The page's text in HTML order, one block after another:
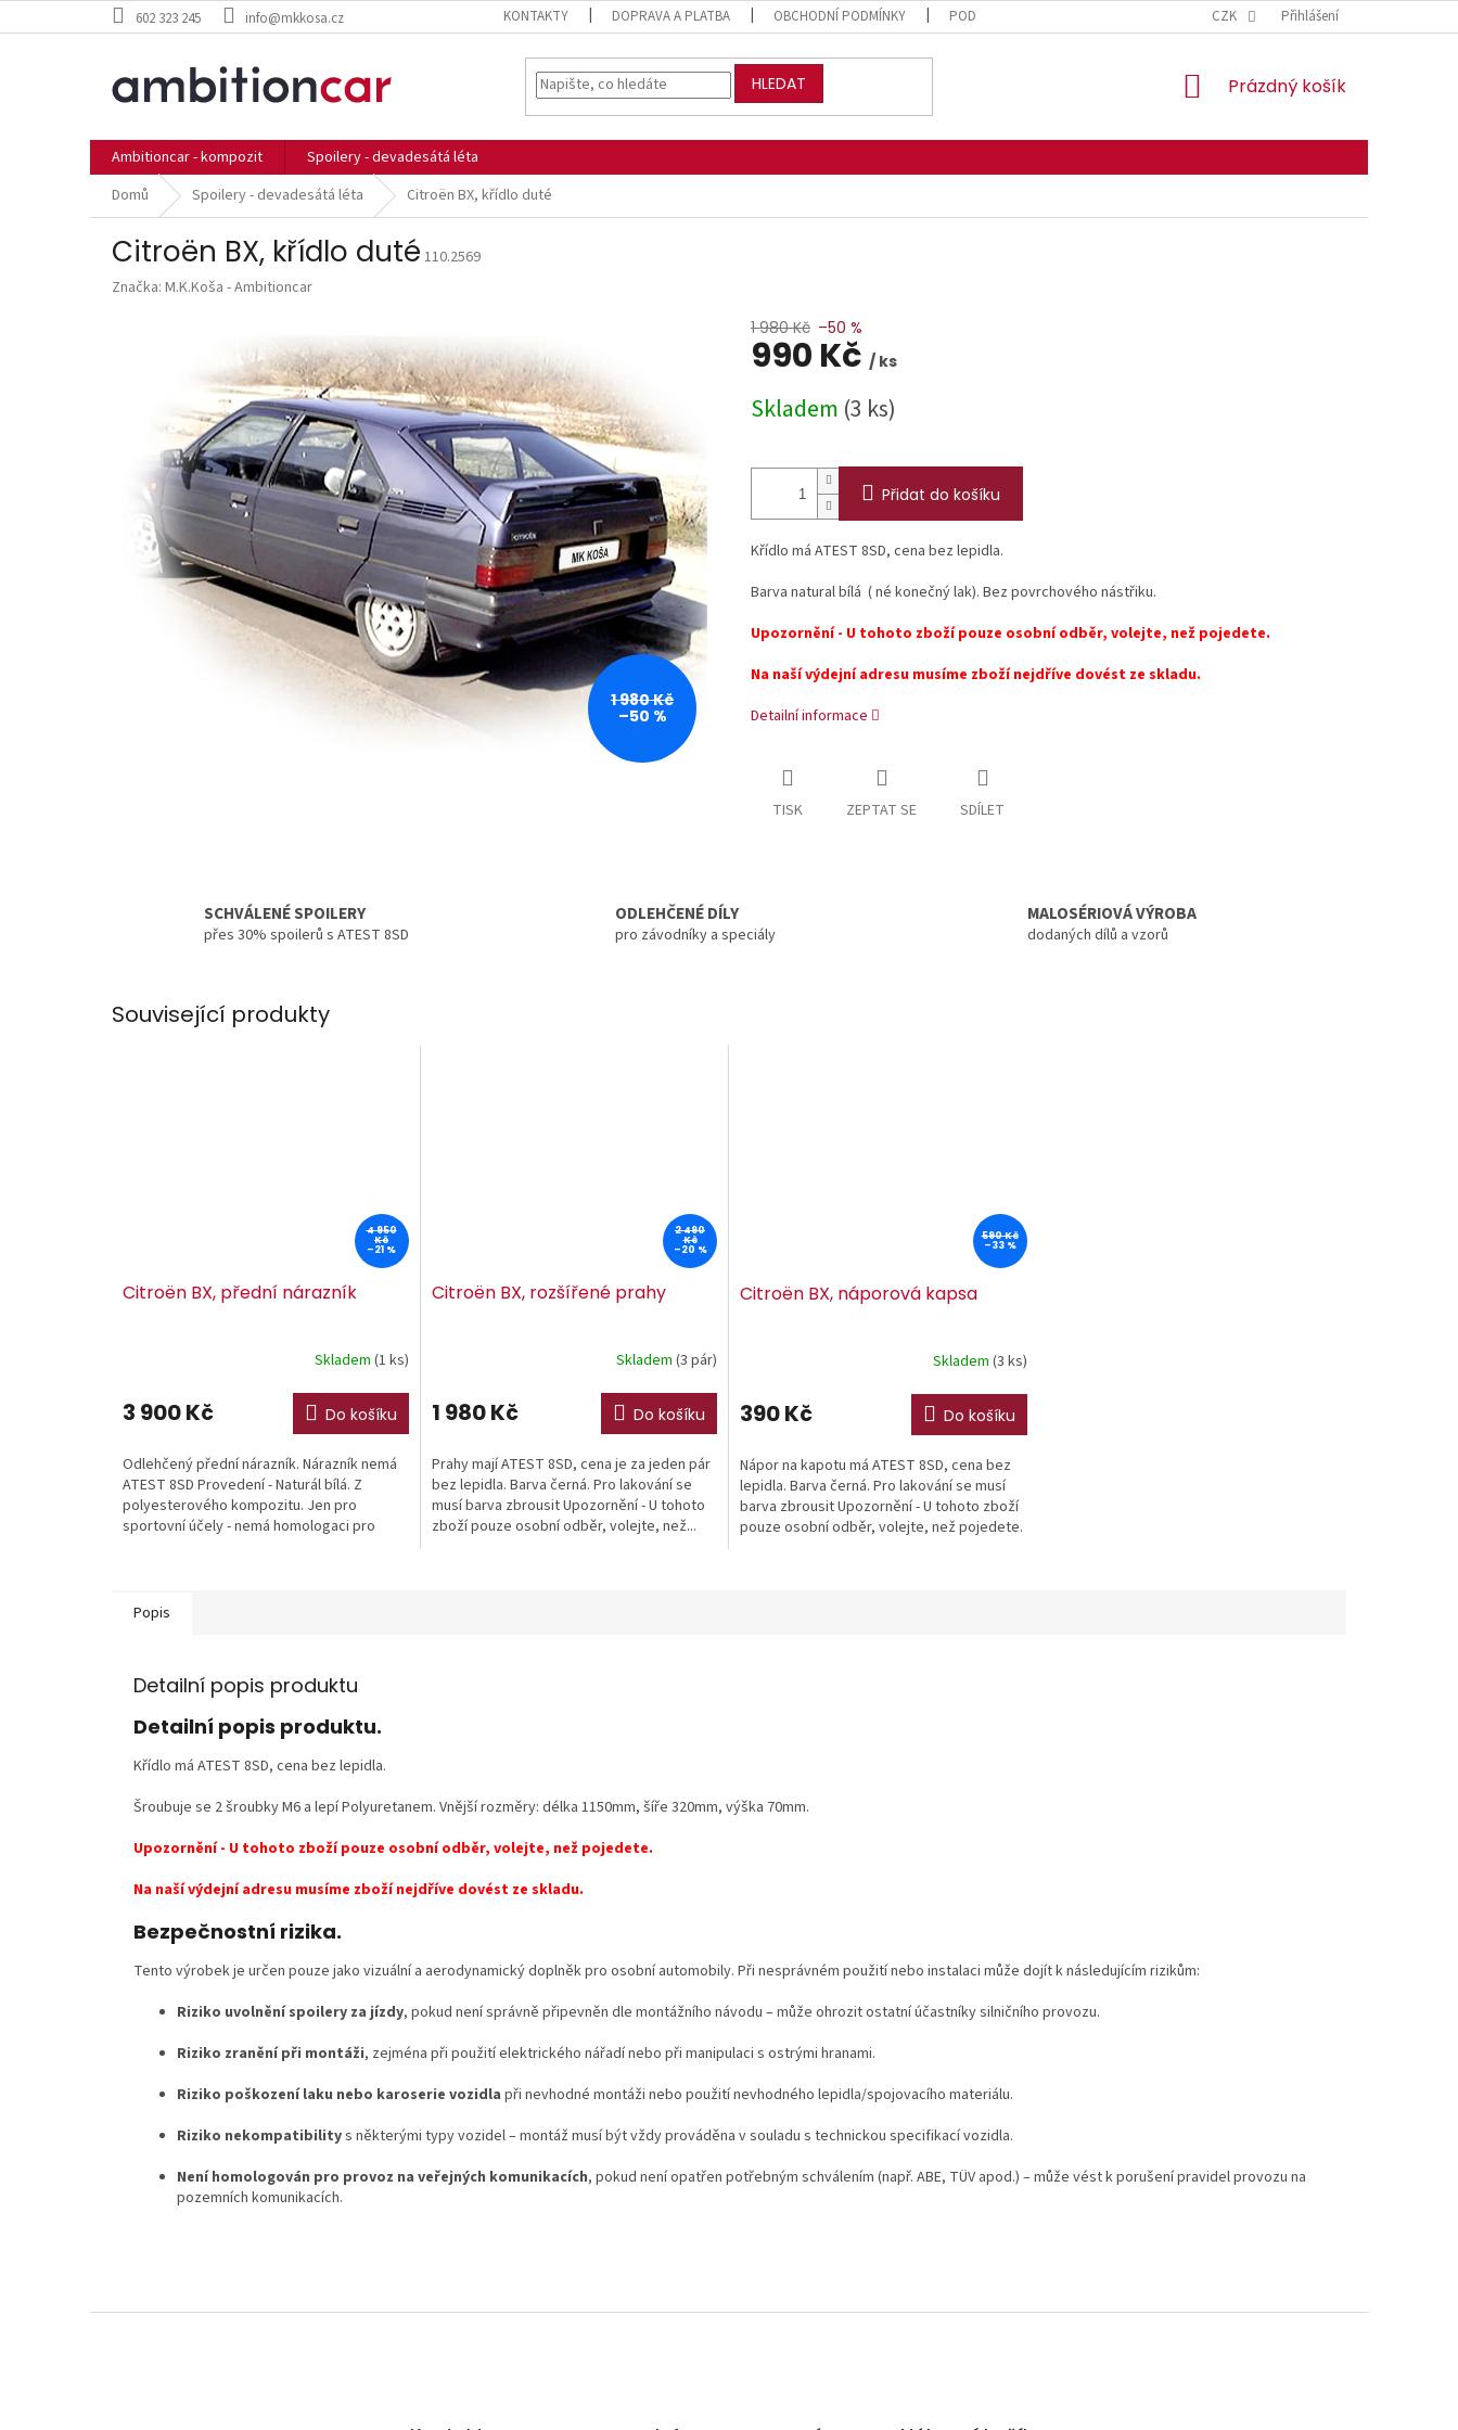
na
602 323 245 info@mkkosa.cz KONTAKTY DOPRAVA A PLATBA OBCHODNÍ PODMÍNKY PODMÍNKY OCHRANY OSOBNÍCH ÚDAJŮ CZK Přihlášení
HLEDAT
NÁKUPNÍ
Prázdný košík
Ambitioncar - kompozit
Spoilery - devadesátá léta
Domů
Spoilery - devadesátá léta Citroën BX, křídlo duté
Citroën BX, křídlo duté 110.2569
Značka: M.K.Koša - Ambitioncar
1 980 Kč
–50 %
1 980 Kč –50 %
990 Kč / ks
cena:
Skladem (3 ks)
Přidat do košíku
Křídlo má ATEST 8SD, cena bez lepidla.
Barva natural bílá ( né konečný lak). Bez povrchového nástřiku.
Upozornění - U tohoto zboží pouze osobní odběr, volejte, než pojedete.
Na naší výdejní adresu musíme zboží nejdříve dovést ze skladu.
Detailní informace
TISK ZEPTAT SE SDÍLET
SCHVÁLENÉ SPOILERY
přes 30% spoilerů s ATEST 8SD
ODLEHČENÉ DÍLY
pro závodníky a speciály
MALOSÉRIOVÁ VÝROBA
dodaných dílů a vzorů
Související produkty
4 950
Kč
–21 %
Citroën BX, přední nárazník
Skladem (1 ks)
3 900 Kč Do košíku
Odlehčený přední nárazník. Nárazník nemá
ATEST 8SD Provedení - Naturál bílá. Z
polyesterového kompozitu. Jen pro
sportovní účely - nemá homologaci pro
2 490
Kč
–20 %
Citroën BX, rozšířené prahy
Skladem (3 pár)
1 980 Kč Do košíku
Prahy mají ATEST 8SD, cena je za jeden pár
bez lepidla. Barva černá. Pro lakování se
musí barva zbrousit Upozornění - U tohoto
zboží pouze osobní odběr, volejte, než...
590 Kč
–33 %
Citroën BX, náporová kapsa
Skladem (3 ks)
390 Kč Do košíku
Nápor na kapotu má ATEST 8SD, cena bez
lepidla. Barva černá. Pro lakování se musí
barva zbrousit Upozornění - U tohoto zboží
pouze osobní odběr, volejte, než pojedete.
Popis
Detailní popis produktu
Detailní popis produktu.
Křídlo má ATEST 8SD, cena bez lepidla.
Šroubuje se 2 šroubky M6 a lepí Polyuretanem. Vnější rozměry: délka 1150mm, šíře 320mm, výška 70mm.
Upozornění - U tohoto zboží pouze osobní odběr, volejte, než pojedete.
Na naší výdejní adresu musíme zboží nejdříve dovést ze skladu.
Bezpečnostní rizika.
Tento výrobek je určen pouze jako vizuální a aerodynamický doplněk pro osobní automobily. Při nesprávném použití nebo instalaci může dojít k následujícím rizikům:
Riziko uvolnění spoilery za jízdy, pokud není správně připevněn dle montážního návodu – může ohrozit ostatní účastníky silničního provozu.
Riziko zranění při montáži, zejména při použití elektrického nářadí nebo při manipulaci s ostrými hranami.
Riziko poškození laku nebo karoserie vozidla při nevhodné montáži nebo použití nevhodného lepidla/spojovacího materiálu.
Riziko nekompatibilitys některými typy vozidel – montáž musí být vždy prováděna v souladu s technickou specifikací vozidla.
Není homologován pro provoz na veřejných komunikacích, pokud není opatřen potřebným schválením (např. ABE, TÜV apod.) – může vést k porušení pravidel provozu na
pozemních komunikacích.